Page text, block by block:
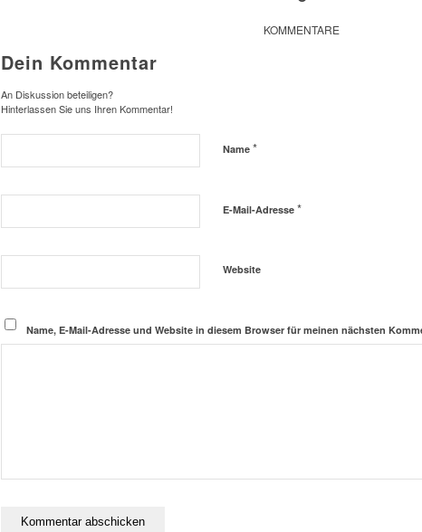
KOMMENTARE
Dein Kommentar
An Diskussion beteiligen?
Hinterlassen Sie uns Ihren Kommentar!
Name *
E-Mail-Adresse *
Website
Name, E-Mail-Adresse und Website in diesem Browser für meinen nächsten